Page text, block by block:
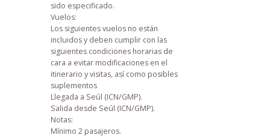
sido especificado.
Vuelos:
Los siguientes vuelos no están
incluidos y deben cumplir con las
siguientes condiciones horarias de
cara a evitar modificaciones en el
itinerario y visitas, así como posibles
suplementos
Llegada a Seúl (ICN/GMP).
Salida desde Seúl (ICN/GMP).
Notas:
Mínimo 2 pasajeros.